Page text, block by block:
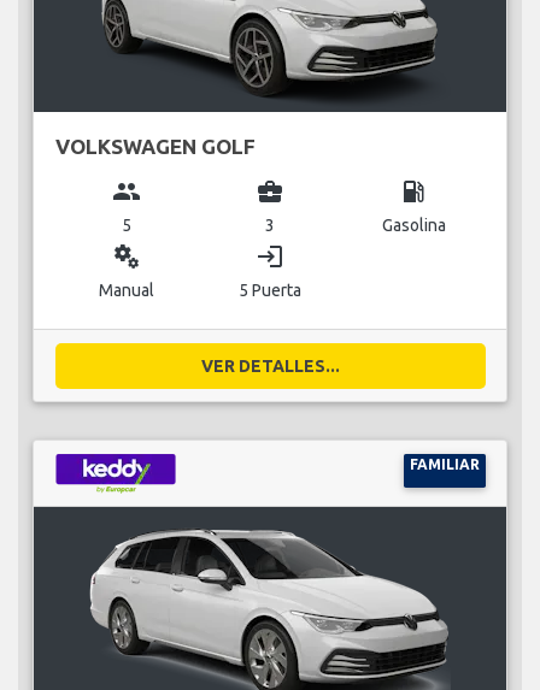
VOLKSWAGEN GOLF
group
5
business_center
3
local_gas_station
Gasolina
miscellaneous_services
Manual
login
5 Puerta
VER DETALLES...
FAMILIAR